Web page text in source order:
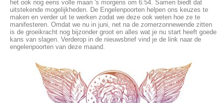
het ook nog eens volle maan 's morgens om 6:54. Samen biedt dat
uitstekende mogelijkheden. De Engelenpoorten helpen ons keuzes te
maken en verder uit te werken zodat we deze ook weten hoe ze te
manifesteren. Omdat we nu in juni, net na de zomerzonnewende zitten
is de groeikracht nog bijzonder groot en alles wat je nu start heeft goede
kans van slagen. Verderop in de nieuwsbrief vind je de link naar de
engelenpoorten van deze maand.